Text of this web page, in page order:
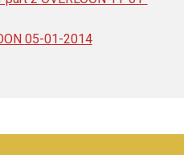
05-01-2014